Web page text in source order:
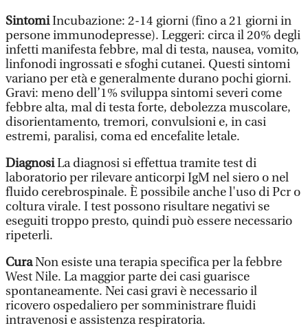
SintomiIncubazione: 2-14 giorni (fino a 21 giorni in
persone immunodepresse). Leggeri: circa il 20% degli
infetti manifesta febbre, mal di testa, nausea, vomito,
linfonodi ingrossati e sfoghi cutanei. Questi sintomi
variano per età e generalmente durano pochi giorni.
Gravi: meno dell’1% sviluppa sintomi severi come
febbre alta, mal di testa forte, debolezza muscolare,
disorientamento, tremori, convulsioni e, in casi
estremi, paralisi, coma ed encefalite letale.
DiagnosiLa diagnosi si effettua tramite test di
laboratorio per rilevare anticorpi IgM nel siero o nel
fluido cerebrospinale. È possibile anche l'uso di Pcr o
coltura virale. I test possono risultare negativi se
eseguiti troppo presto, quindi può essere necessario
ripeterli.
CuraNon esiste una terapia specifica per la febbre
West Nile. La maggior parte dei casi guarisce
spontaneamente. Nei casi gravi è necessario il
ricovero ospedaliero per somministrare fluidi
intravenosi e assistenza respiratoria.